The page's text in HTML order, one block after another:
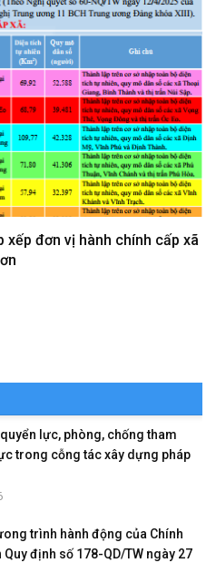
xếp đơn vị hành chính cấp xã
lực, phòng, chống tham
trong cỗng tác xây dựng pháp
trình hành động của Chính
định số 178-QD/TW ngày 27